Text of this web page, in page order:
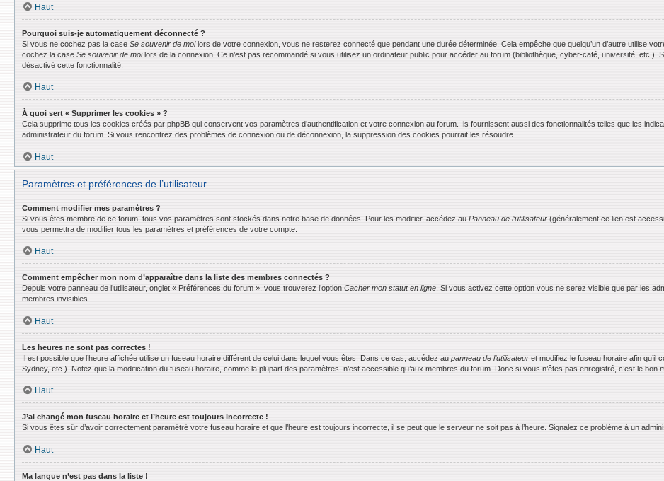
Haut
Pourquoi suis-je automatiquement déconnecté ?
Si vous ne cochez pas la case Se souvenir de moilors de votre connexion, vous ne resterez connecté que pendant une durée déterminée. Cela empêche que quelqu’un d’autre utilise
cochez la case Se souvenir de moilors de la connexion. Ce n’est pas recommandé si vous utilisez un ordinateur public pour accéder au forum (bibliothèque, cyber-café, université, etc.).
désactivé cette fonctionnalité.
Haut
À quoi sert « Supprimer les cookies » ?
Cela supprime tous les cookies créés par phpBB qui conservent vos paramètres d’authentification et votre connexion au forum. Ils fournissent aussi des fonctionnalités telles que les
administrateur du forum. Si vous rencontrez des problèmes de connexion ou de déconnexion, la suppression des cookies pourrait les résoudre.
Haut
Paramètres et préférences de l’utilisateur
Comment modifier mes paramètres ?
Si vous êtes membre de ce forum, tous vos paramètres sont stockés dans notre base de données. Pour les modifier, accédez au Panneau de l’utilisateur (généralement ce lien est
vous permettra de modifier tous les paramètres et préférences de votre compte.
Haut
Comment empêcher mon nom d’apparaître dans la liste des membres connectés ?
Depuis votre panneau de l’utilisateur, onglet « Préférences du forum », vous trouverez l’option Cacher mon statut en ligne . Si vous activez cette option vous ne serez visible que par les
membres invisibles.
Haut
Les heures ne sont pas correctes !
Il est possible que l’heure affichée utilise un fuseau horaire différent de celui dans lequel vous êtes. Dans ce cas, accédez au panneau de l’utilisateur et modifiez le fuseau horaire afin qu’il
Sydney, etc.). Notez que la modification du fuseau horaire, comme la plupart des paramètres, n’est accessible qu’aux membres du forum. Donc si vous n’êtes pas enregistré, c’est le bon
Haut
J’ai changé mon fuseau horaire et l’heure est toujours incorrecte !
Si vous êtes sûr d’avoir correctement paramétré votre fuseau horaire et que l’heure est toujours incorrecte, il se peut que le serveur ne soit pas à l’heure. Signalez ce problème à un
Haut
Ma langue n’est pas dans la liste !